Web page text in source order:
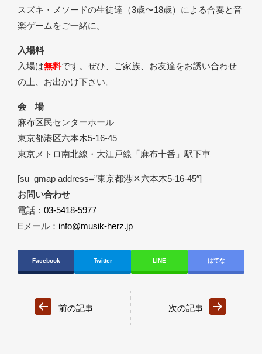
スズキ・メソードの生徒達（3歳〜18歳）による合奏と音
楽ゲームをご一緒に。
入場料
入場は無料です。ぜひ、ご家族、お友達をお誘い合わせ
の上、お出かけ下さい。
会 場
麻布区民センターホール
東京都港区六本木5-16-45
東京メトロ南北線・大江戸線「麻布十番」駅下車
[su_gmap address=”東京都港区六本木5-16-45″]
お問い合わせ
電話： 03-5418-5977
Eメール： info@musik-herz.jp
Facebook Twitter LINE はてな
前の記事 次の記事